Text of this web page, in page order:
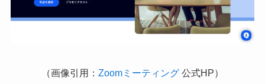
（画像引用： Zoomミーティング 公式HP）